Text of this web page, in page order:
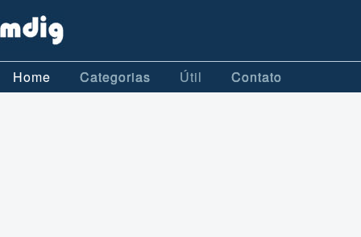
Home Categorias Útil Contato